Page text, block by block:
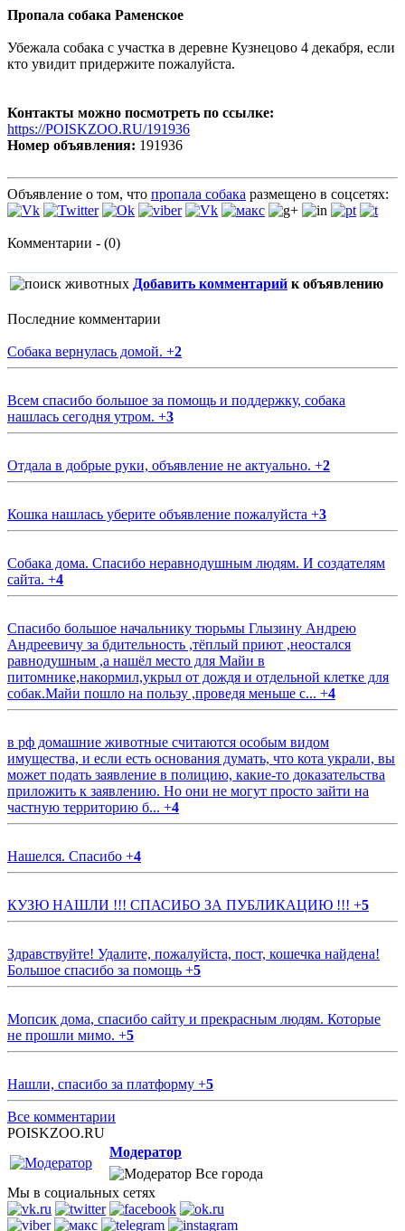
Пропала собака Раменское
Убежала собака с участка в деревне Кузнецово 4 декабря, если
кто увидит придержите пожалуйста.
Контакты можно посмотреть по ссылке:
https://POISKZOO.RU/191936
Номер объявления: 191936
Объявление о том, что пропала собака размещено в соцсетях:
Комментарии - (0)
Добавить комментарий к объявлению
Последние комментарии
Собака вернулась домой. +2
Всем спасибо большое за помощь и поддержку, собака
нашлась сегодня утром. +3
Отдала в добрые руки, объявление не актуально. +2
Кошка нашлась уберите объявление пожалуйста +3
Собака дома. Спасибо неравнодушным людям. И создателям
сайта. +4
Спасибо большое начальнику тюрьмы Глызину Андрею
Андреевичу за бдительность ,тёплый приют ,неостался
равнодушным ,а нашёл место для Майи в
питомнике,накормил,укрыл от дождя и отдельной клетке для
собак.Майи пошло на пользу ,проведя меньше с... +4
в рф домашние животные считаются особым видом
имущества, и если есть основания думать, что кота украли, вы
может подать заявление в полицию, какие-то доказательства
приложить к заявлению. Но они не могут просто зайти на
частную территорию б... +4
Нашелся. Спасибо +4
КУЗЮ НАШЛИ !!! СПАСИБО ЗА ПУБЛИКАЦИЮ !!! +5
Здравствуйте! Удалите, пожалуйста, пост, кошечка найдена!
Большое спасибо за помощь +5
Мопсик дома, спасибо сайту и прекрасным людям. Которые
не прошли мимо. +5
Нашли, спасибо за платформу +5
Все комментарии
POISKZOO.RU
Модератор
Все города
Мы в социальных сетях